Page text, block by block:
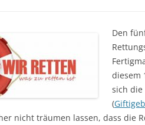
Den
diesem
sich
(
nicht träumen lassen, dass die